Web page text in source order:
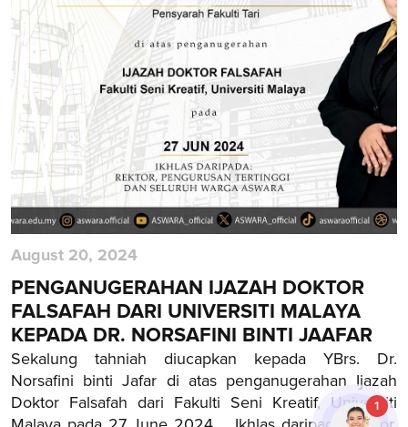
August 20, 2024
PENGANUGERAHAN IJAZAH DOKTOR
FALSAFAH DARI UNIVERSITI MALAYA
KEPADA DR. NORSAFINI BINTI JAAFAR
Sekalung tahniah diucapkan kepada YBrs. Dr.
Norsafini binti Jafar di atas penganugerahan Ijazah
Doktor Falsafah dari Fakulti Seni Kreatif, Universiti
1